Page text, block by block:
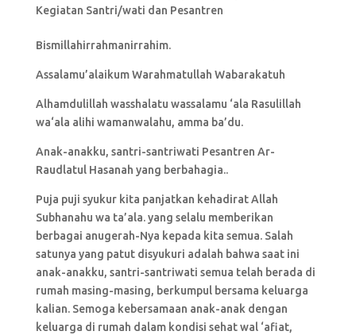
Kegiatan Santri/wati dan Pesantren
Bismillahirrahmanirrahim.
Assalamu’alaikum Warahmatullah Wabarakatuh
Alhamdulillah wasshalatu wassalamu ‘ala Rasulillah
wa‘ala alihi wamanwalahu, amma ba’du.
Anak-anakku, santri-santriwati Pesantren Ar-
Raudlatul Hasanah yang berbahagia..
Puja puji syukur kita panjatkan kehadirat Allah
Subhanahu wa ta’ala. yang selalu memberikan
berbagai anugerah-Nya kepada kita semua. Salah
satunya yang patut disyukuri adalah bahwa saat ini
anak-anakku, santri-santriwati semua telah berada di
rumah masing-masing, berkumpul bersama keluarga
kalian. Semoga kebersamaan anak-anak dengan
keluarga di rumah dalam kondisi sehat wal ‘afiat,